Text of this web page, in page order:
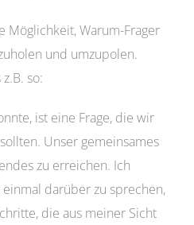
Möglichkeit, Warum-Frager
und umzupolen.
so:
ist eine Frage, die wir
Unser gemeinsames
zu erreichen. Ich
darüber zu sprechen,
die aus meiner Sicht